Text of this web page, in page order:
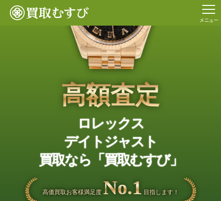
メニュー
高額査定
ロレックス
デイトジャスト
買取なら「買取むすび」
高価買取お客様満足度 No.1 目指します！